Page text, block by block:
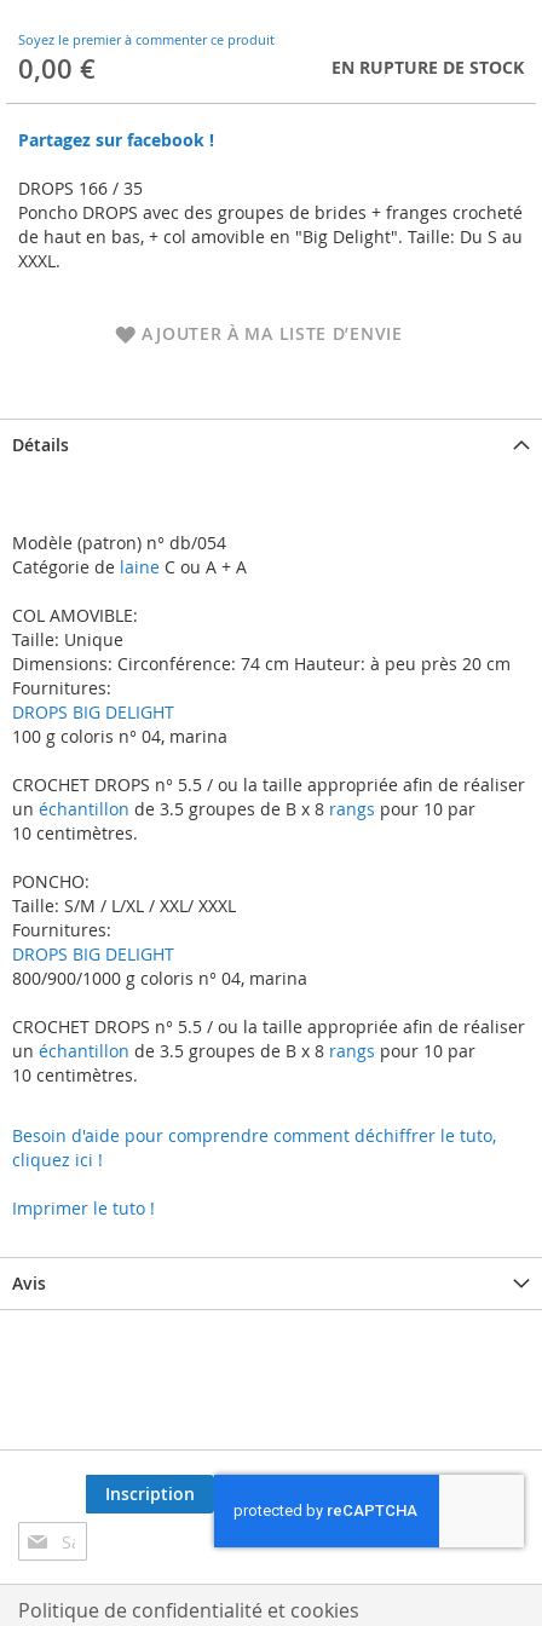
Soyez le premier à commenter ce produit
0,00 € EN RUPTURE DE STOCK
Partagez sur facebook !
DROPS 166 / 35
Poncho DROPS avec des groupes de brides + franges crocheté
de haut en bas, + col amovible en "Big Delight". Taille: Du S au
XXXL.
AJOUTER À MA LISTE D’ENVIE
beginning
of
the
gallery
Détails
Modèle (patron) n° db/054
Catégorie de laine C ou A + A
COL AMOVIBLE:
Taille: Unique
Dimensions: Circonférence: 74 cm Hauteur: à peu près 20 cm
Fournitures:
DROPS BIG DELIGHT
100 g coloris n° 04, marina
CROCHET DROPS n° 5.5 / ou la taille appropriée afin de réaliser
un échantillon de 3.5 groupes de B x 8 rangs pour 10 par
10 centimètres.
PONCHO:
Taille: S/M / L/XL / XXL/ XXXL
Fournitures:
DROPS BIG DELIGHT
800/900/1000 g coloris n° 04, marina
CROCHET DROPS n° 5.5 / ou la taille appropriée afin de réaliser
un échantillon de 3.5 groupes de B x 8 rangs pour 10 par
10 centimètres.
Besoin d'aide pour comprendre comment déchiffrer le tuto,
cliquez ici !
Imprimer le tuto !
Avis
Inscription
à
notre
lettre
Inscription
Politique de confidentialité et cookies